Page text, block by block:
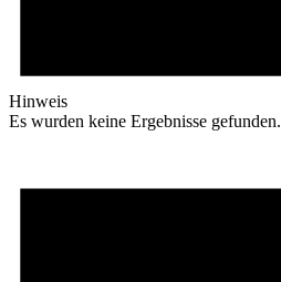
Hinweis
Es wurden keine Ergebnisse gefunden.